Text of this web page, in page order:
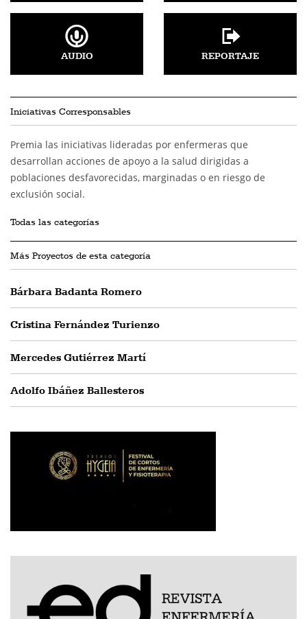
AUDIO REPORTAJE
Iniciativas Corresponsables
Premia las iniciativas lideradas por enfermeras que
desarrollan acciones de apoyo a la salud dirigidas a
poblaciones desfavorecidas, marginadas o en riesgo de
exclusión social.
Todas las categorías
Más Proyectos de esta categoría
Bárbara Badanta Romero
Cristina Fernández Turienzo
Mercedes Gutiérrez Martí
Adolfo Ibáñez Ballesteros